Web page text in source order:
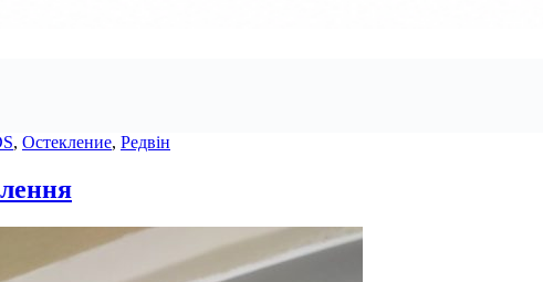
, Остекление, Редвін